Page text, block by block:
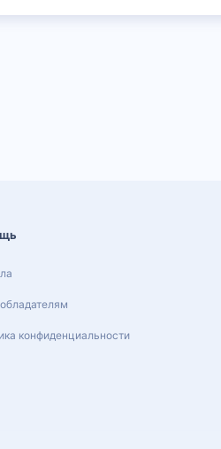
конфиденциальности